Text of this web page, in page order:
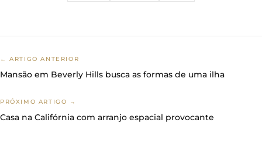
← ARTIGO ANTERIOR
Mansão em Beverly Hills busca as formas de uma ilha
PRÓXIMO ARTIGO →
Casa na Califórnia com arranjo espacial provocante